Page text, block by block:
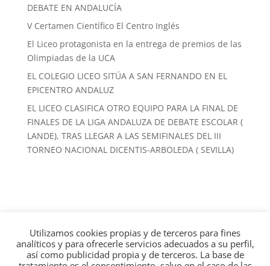
DEBATE EN ANDALUCÍA
V Certamen Científico El Centro Inglés
El Liceo protagonista en la entrega de premios de las
Olimpiadas de la UCA
EL COLEGIO LICEO SITÚA A SAN FERNANDO EN EL
EPICENTRO ANDALUZ
EL LICEO CLASIFICA OTRO EQUIPO PARA LA FINAL DE
FINALES DE LA LIGA ANDALUZA DE DEBATE ESCOLAR (
LANDE), TRAS LLEGAR A LAS SEMIFINALES DEL III
TORNEO NACIONAL DICENTIS-ARBOLEDA ( SEVILLA)
Calle Real, 225, 11100 San Fernando, Cádiz · 956 88
13 22
Utilizamos cookies propias y de terceros para fines
analíticos y para ofrecerle servicios adecuados a su perfil,
así como publicidad propia y de terceros. La base de